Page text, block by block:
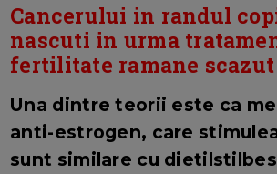
Cancerului in randul
nascuti in urma
fertilitate ramane scazut
Una dintre teorii este ca
anti-estrogen, care
sunt similare cu